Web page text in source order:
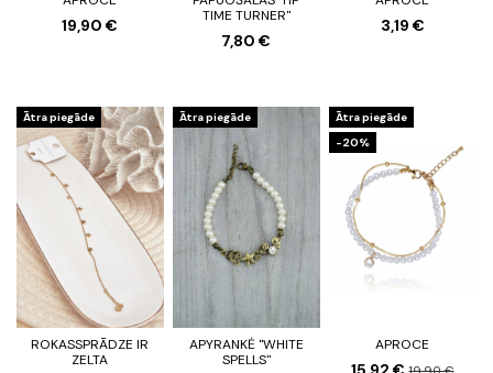
19,90 €
TIME TURNER"
7,80 €
3,19 €
Ātra piegāde
ROKASSPRĀDZE IR
ZELTA
Ātra piegāde
APYRANKĖ "WHITE
SPELLS"
Ātra piegāde
-20%
APROCE